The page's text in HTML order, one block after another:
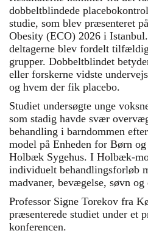
dobbeltblindede
studie, som blev præsenteret
Obesity (ECO) 2026 i
deltagerne blev fordelt
grupper. Dobbeltblindet
eller forskerne vidste
og hvem der fik placebo.
Studiet undersøgte unge
som stadig havde svær
behandling i barndommen
model på Enheden for Børn
Holbæk Sygehus. I Holbæk-
individuelt behandlingsforløb
madvaner, bevægelse, søvn
Professor Signe Torekov fra
præsenterede studiet under et
konferencen.